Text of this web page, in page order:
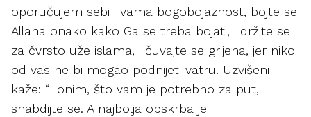
oporučujem sebi i vama bogobojaznost, bojte se
Allaha onako kako Ga se treba bojati, i držite se
za čvrsto uže islama, i čuvajte se grijeha, jer niko
od vas ne bi mogao podnijeti vatru. Uzvišeni
kaže: “I onim, što vam je potrebno za put,
snabdijte se. A najbolja opskrba je